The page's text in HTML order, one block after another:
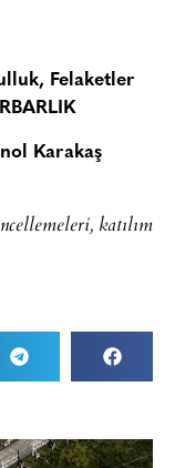
Felaketler
Karakaş
katılım